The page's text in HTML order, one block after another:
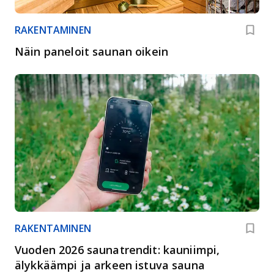
RAKENTAMINEN
Näin paneloit saunan oikein
RAKENTAMINEN
Vuoden 2026 saunatrendit: kauniimpi,
älykkäämpi ja arkeen istuva sauna